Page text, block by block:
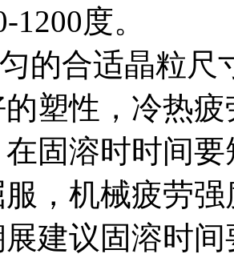
1200度。
的合适晶粒尺
塑性，冷热
在固溶时时间
，机械疲劳
建议固溶时